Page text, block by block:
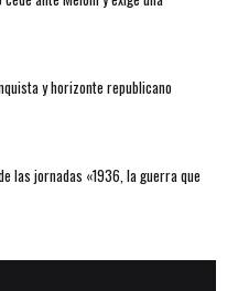
y horizonte republicano
las jornadas «1936, la guerra que